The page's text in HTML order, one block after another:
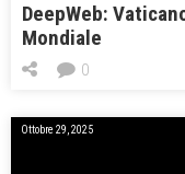
DeepWeb:
Mondiale
0
Ottobre 29, 2025